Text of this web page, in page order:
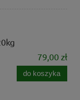
79,00 zł
do koszyka